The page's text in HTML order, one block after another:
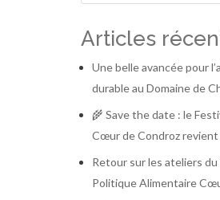
Articles
Une belle avancée pour
durable au Domaine de
🌾 Save the date : le
Cœur de Condroz revient
Retour sur les ateliers
Politique Alimentaire